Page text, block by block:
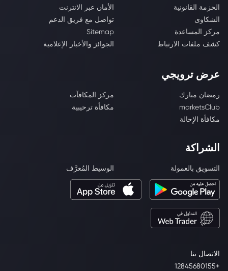
الاتصال بنا
+12845680155
الحزمة القانونية
الأمان عبر الانترنت
الشكاوى
تواصل مع فريق الدعم
مركز المساعدة
Sitemap
كشف ملفات الارتباط
الجوائز والأخبار الإعلامية
عرض ترويجي
رمضان مبارك
مركز المكافآت
marketsClub
مكافأة ترحيبية
مكافأة الإحالة
الشراكة
التسويق بالعمولة الوسيط المُعرَّف